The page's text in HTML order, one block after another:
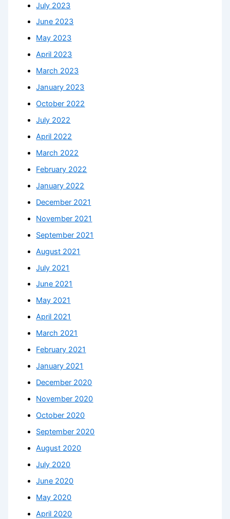
July 2023
June 2023
May 2023
April 2023
March 2023
January 2023
October 2022
July 2022
April 2022
March 2022
February 2022
January 2022
December 2021
November 2021
September 2021
August 2021
July 2021
June 2021
May 2021
April 2021
March 2021
February 2021
January 2021
December 2020
November 2020
October 2020
September 2020
August 2020
July 2020
June 2020
May 2020
April 2020